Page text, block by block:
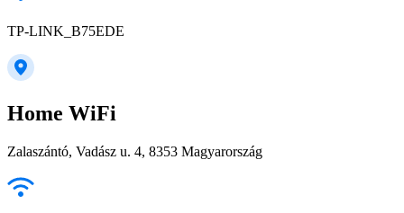
TP-LINK_B75EDE
Home WiFi
Zalaszántó, Vadász u. 4, 8353 Magyarország